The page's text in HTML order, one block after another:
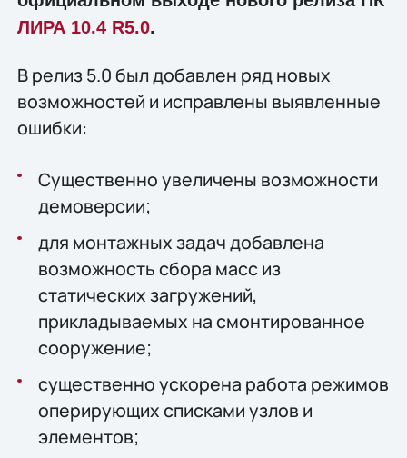
ЛИРА 10.4 R5.0.
В релиз 5.0 был добавлен ряд новых
возможностей и исправлены выявленные
ошибки:
Существенно увеличены возможности
демоверсии;
для монтажных задач добавлена
возможность сбора масс из
статических загружений,
прикладываемых на смонтированное
сооружение;
существенно ускорена работа режимов
оперирующих списками узлов и
элементов;